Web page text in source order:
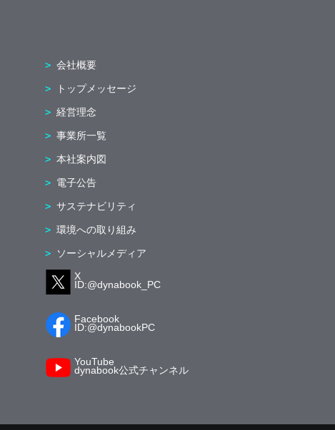
会社概要
トップメッセージ
経営理念
事業所一覧
本社案内図
電子公告
サステナビリティ
環境への取り組み
ソーシャルメディア
X
ID:@dynabook_PC
Facebook
ID:@dynabookPC
YouTube
dynabook公式チャンネル